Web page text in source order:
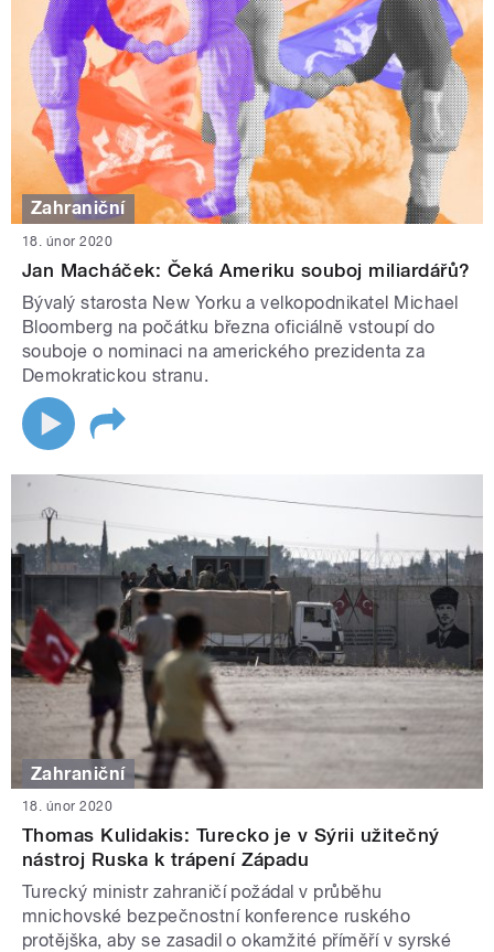
Zahraniční
18. únor 2020
Jan Macháček: Čeká Ameriku souboj miliardářů?
Bývalý starosta New Yorku a velkopodnikatel Michael
Bloomberg na počátku března oficiálně vstoupí do
souboje o nominaci na amerického prezidenta za
Demokratickou stranu.
Zahraniční
18. únor 2020
Thomas Kulidakis: Turecko je v Sýrii užitečný
nástroj Ruska k trápení Západu
Turecký ministr zahraničí požádal v průběhu
mnichovské bezpečnostní konference ruského
protějška, aby se zasadil o okamžité příměří v syrské